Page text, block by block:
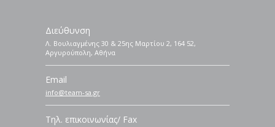
Διεύθυνση
Λ. Βουλιαγμένης 30 & 25ης Μαρτίου 2, 164 52,
Αργυρούπολη, Αθήνα
Email
info@team-sa.gr
Τηλ. επικοινωνίας/ Fax